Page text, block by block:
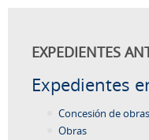
EXPEDIENTES
Expedientes
Concesión de
Obras